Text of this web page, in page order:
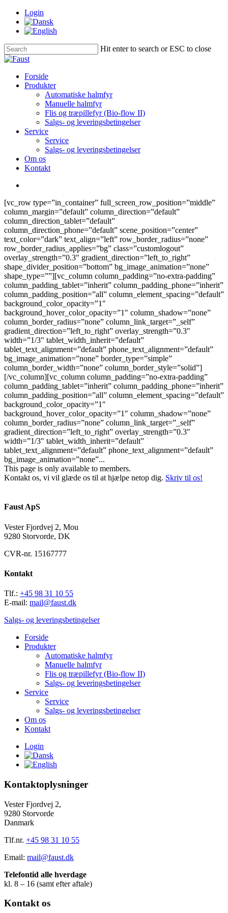
Skip
main
Login
Hit enter to search or ESC to close
Close
Menu
Forside
Produkter
Automatiske halmfyr
Manuelle halmfyr
Flis og træpillefyr (Bio-flow II)
Salgs- og leveringsbetingelser
Service
Service
Salgs- og leveringsbetingelser
Om os
Kontakt
[vc_row type=”in_container” full_screen_row_position=”middle”
column_margin=”default” column_direction=”default”
column_direction_tablet=”default”
column_direction_phone=”default” scene_position=”center”
text_color=”dark” text_align=”left” row_border_radius=”none”
row_border_radius_applies=”bg” class=”customlogout”
overlay_strength=”0.3″ gradient_direction=”left_to_right”
shape_divider_position=”bottom” bg_image_animation=”none”
shape_type=””][vc_column column_padding=”no-extra-padding”
column_padding_tablet=”inherit” column_padding_phone=”inherit”
column_padding_position=”all” column_element_spacing=”default”
background_color_opacity=”1″
background_hover_color_opacity=”1″ column_shadow=”none”
column_border_radius=”none” column_link_target=”_self”
gradient_direction=”left_to_right” overlay_strength=”0.3″
width=”1/3″ tablet_width_inherit=”default”
tablet_text_alignment=”default” phone_text_alignment=”default”
bg_image_animation=”none” border_type=”simple”
column_border_width=”none” column_border_style=”solid”]
[/vc_column][vc_column column_padding=”no-extra-padding”
column_padding_tablet=”inherit” column_padding_phone=”inherit”
column_padding_position=”all” column_element_spacing=”default”
background_color_opacity=”1″
background_hover_color_opacity=”1″ column_shadow=”none”
column_border_radius=”none” column_link_target=”_self”
gradient_direction=”left_to_right” overlay_strength=”0.3″
width=”1/3″ tablet_width_inherit=”default”
tablet_text_alignment=”default” phone_text_alignment=”default”
bg_image_animation=”none”...
This page is only available to members.
Kontakt os, vi vil glæde os til at hjælpe netop dig. Skriv til os!
Faust ApS
Vester Fjordvej 2, Mou
9280 Storvorde, DK
CVR-nr. 15167777
Kontakt
Tlf.: +45 98 31 10 55
E-mail: mail@faust.dk
Salgs- og leveringsbetingelser
Forside
Produkter
Automatiske halmfyr
Manuelle halmfyr
Flis og træpillefyr (Bio-flow II)
Salgs- og leveringsbetingelser
Service
Service
Salgs- og leveringsbetingelser
Om os
Kontakt
Login
Kontaktoplysninger
Vester Fjordvej 2,
9280 Storvorde
Danmark
Tlf.nr. +45 98 31 10 55
Email: mail@faust.dk
Telefontid alle hverdage
kl. 8 – 16 (samt efter aftale)
Kontakt os